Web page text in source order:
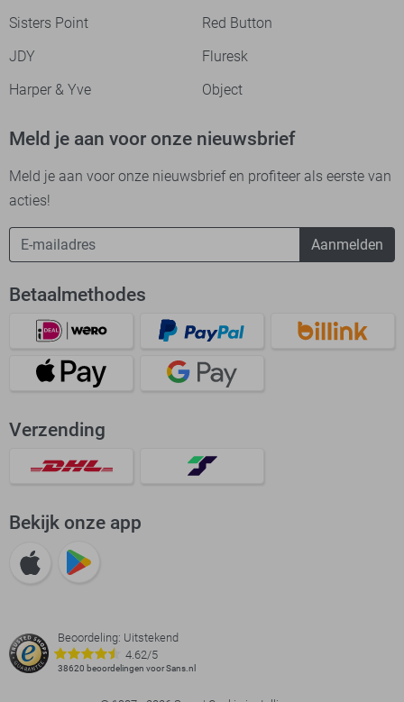
Sisters Point
Red Button
JDY
Fluresk
Harper & Yve
Object
Meld je aan voor onze nieuwsbrief
Meld je aan voor onze nieuwsbrief en profiteer als eerste van
acties!
Aanmelden
Betaalmethodes
Verzending
Bekijk onze app
Beoordeling: Uitstekend
4.62/5
38620 beoordelingen voor Sans.nl